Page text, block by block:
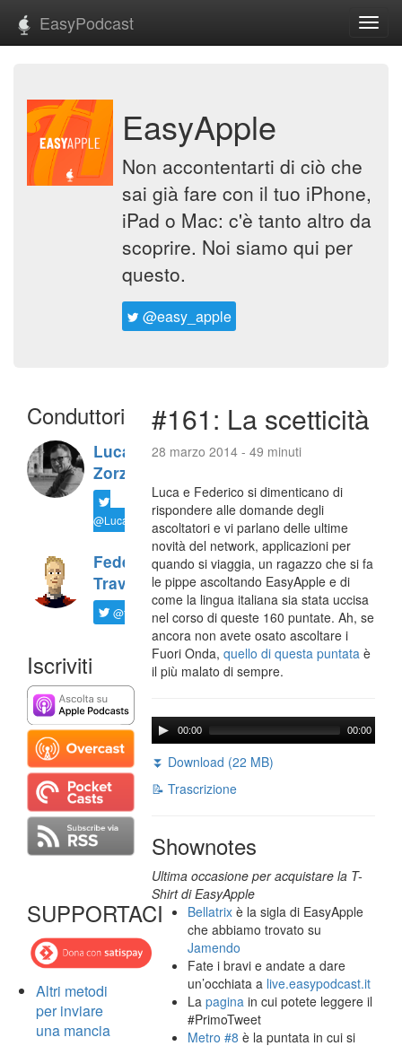
EasyPodcast
EasyApple
Non accontentarti di ciò che
sai già fare con il tuo iPhone,
iPad o Mac: c'è tanto altro da
scoprire. Noi siamo qui per
questo.
@easy_apple
Conduttori
Luca
Zorzi
@LucaTNT
Federico
Travaini
@ftrava
Iscriviti
SUPPORTACI
Altri metodi
per inviare
una mancia
#161: La scetticità
28 marzo 2014 - 49 minuti
Luca e Federico si dimenticano di
rispondere alle domande degli
ascoltatori e vi parlano delle ultime
novità del network, applicazioni per
quando si viaggia, un ragazzo che si fa
le pippe ascoltando EasyApple e di
come la lingua italiana sia stata uccisa
nel corso di queste 160 puntate. Ah, se
ancora non avete osato ascoltare i
Fuori Onda,quello di questa puntata è
il più malato di sempre.
00:00 00:00
⏬ Download (22 MB)
📝 Trascrizione
Shownotes
Ultima occasione per acquistare la T-
Shirt di EasyApple
Bellatrix è la sigla di EasyApple
che abbiamo trovato su
Jamendo
Fate i bravi e andate a dare
un’occhiata a live.easypodcast.it
Lapagina in cui potete leggere il
#PrimoTweet
Metro #8 è la puntata in cui si